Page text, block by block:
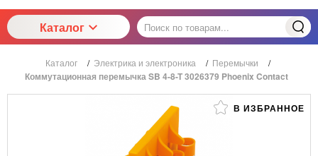
Каталог
Каталог / Электрика и электроника / Перемычки /
Коммутационная перемычка SB 4-8-T 3026379 Phoenix Contact
В ИЗБРАННОЕ